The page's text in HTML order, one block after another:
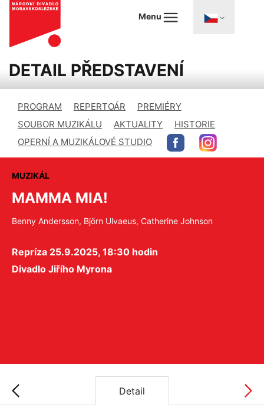
Menu
DETAIL PŘEDSTAVENÍ
PROGRAM REPERTOÁR
PREMIÉRY
SOUBOR MUZIKÁLU
AKTUALITY
HISTORIE
OPERNÍ A MUZIKÁLOVÉ STUDIO
MUZIKÁL
MAMMA MIA!
Benny Andersson, Björn Ulvaeus, Catherine Johnson
Repríza 25.9.2025, 18:30 hodin
Divadlo Jiřího Myrona
Detail